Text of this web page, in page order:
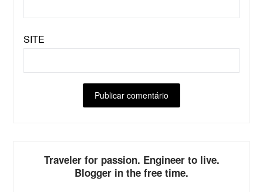
SITE
Traveler for passion. Engineer to live.
Blogger in the free time.